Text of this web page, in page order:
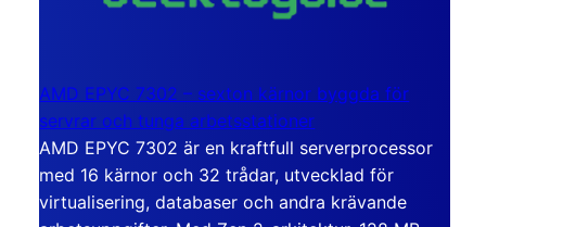
AMD EPYC 7302 – sexton kärnor byggda för
servrar och tunga arbetsstationer
AMD EPYC 7302 är en kraftfull serverprocessor
med 16 kärnor och 32 trådar, utvecklad för
virtualisering, databaser och andra krävande